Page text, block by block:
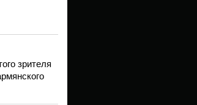
зрителя